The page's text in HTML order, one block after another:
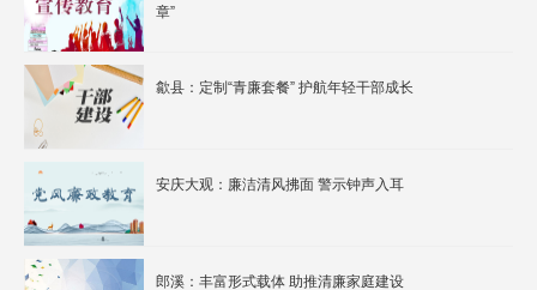
章”
歙县：定制“青廉套餐” 护航年轻干部成长
安庆大观：廉洁清风拂面 警示钟声入耳
郎溪：丰富形式载体 助推清廉家庭建设